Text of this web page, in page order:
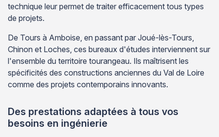
technique leur permet de traiter efficacement tous types
de projets.
De Tours à Amboise, en passant par Joué-lès-Tours,
Chinon et Loches, ces bureaux d'études interviennent sur
l'ensemble du territoire tourangeau. Ils maîtrisent les
spécificités des constructions anciennes du Val de Loire
comme des projets contemporains innovants.
Des prestations adaptées à tous vos
besoins en ingénierie